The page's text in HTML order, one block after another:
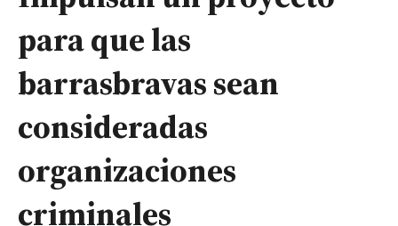
para que las
barrasbravas sean
consideradas
organizaciones
criminales